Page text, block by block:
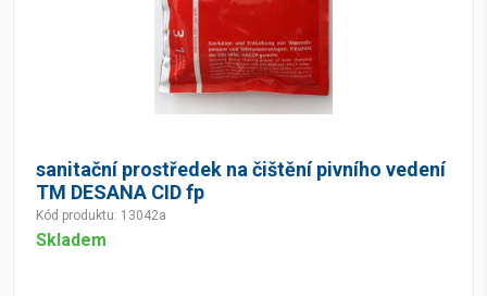
sanitační prostředek na čištění pivního vedení
TM DESANA CID fp
Kód produktu: 13042a
Skladem